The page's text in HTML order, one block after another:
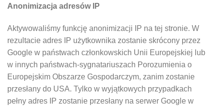
Anonimizacja adresów IP
Aktywowaliśmy funkcję anonimizacji IP na tej stronie. W
rezultacie adres IP użytkownika zostanie skrócony przez
Google w państwach członkowskich Unii Europejskiej lub
w innych państwach-sygnatariuszach Porozumienia o
Europejskim Obszarze Gospodarczym, zanim zostanie
przesłany do USA. Tylko w wyjątkowych przypadkach
pełny adres IP zostanie przesłany na serwer Google w